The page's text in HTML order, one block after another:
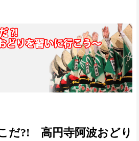
だ?! 高円寺阿波おどり